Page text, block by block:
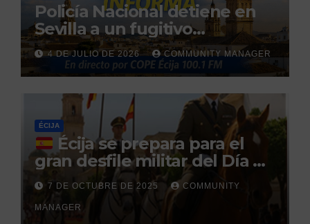
Policía Nacional detiene en
Sevilla a un fugitivo
reclamado por narcotráfico
tras no regresar a prisión
durante un permiso
penitenciario
4 DE JULIO DE 2026 COMMUNITY MANAGER
ÉCIJA
Écija se prepara para el
gran desfile militar del Día de
la Hispanidad organizado por
el Centro Militar de Cría
Caballar
7 DE OCTUBRE DE 2025 COMMUNITY
MANAGER